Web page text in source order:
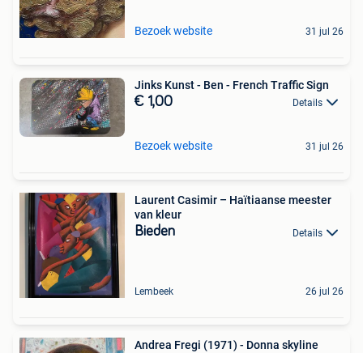
Bezoek website 31 jul 26
Jinks Kunst - Ben - French Traffic Sign
€ 1,00 Details
Bezoek website 31 jul 26
Laurent Casimir – Haïtiaanse meester
van kleur
Bieden Details
Lembeek 26 jul 26
Andrea Fregi (1971) - Donna skyline